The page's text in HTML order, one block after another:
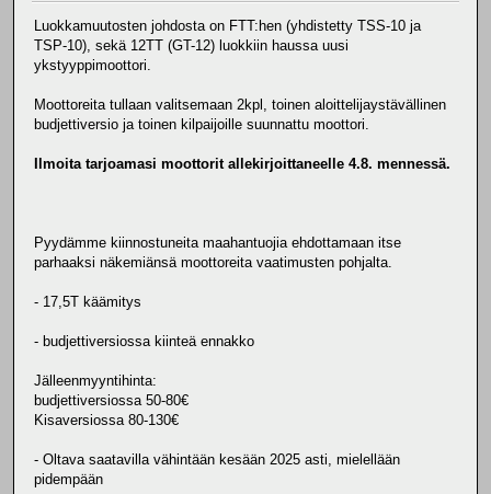
Luokkamuutosten johdosta on FTT:hen (yhdistetty TSS-10 ja
TSP-10), sekä 12TT (GT-12) luokkiin haussa uusi
ykstyyppimoottori.
Moottoreita tullaan valitsemaan 2kpl, toinen aloittelijaystävällinen
budjettiversio ja toinen kilpaijoille suunnattu moottori.
Ilmoita tarjoamasi moottorit allekirjoittaneelle 4.8. mennessä.
Pyydämme kiinnostuneita maahantuojia ehdottamaan itse
parhaaksi näkemiänsä moottoreita vaatimusten pohjalta.
- 17,5T käämitys
- budjettiversiossa kiinteä ennakko
Jälleenmyyntihinta:
budjettiversiossa 50-80€
Kisaversiossa 80-130€
- Oltava saatavilla vähintään kesään 2025 asti, mielellään
pidempään